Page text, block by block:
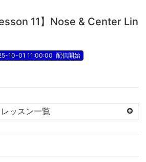
11】Nose & Center Lin
10-01 11:00:00 配信開始
レッスン一覧